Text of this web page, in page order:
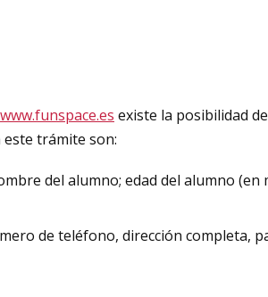
www.funspace.es existe la posibilidad
trámite son:
del alumno; edad del alumno (en
de teléfono, dirección completa,